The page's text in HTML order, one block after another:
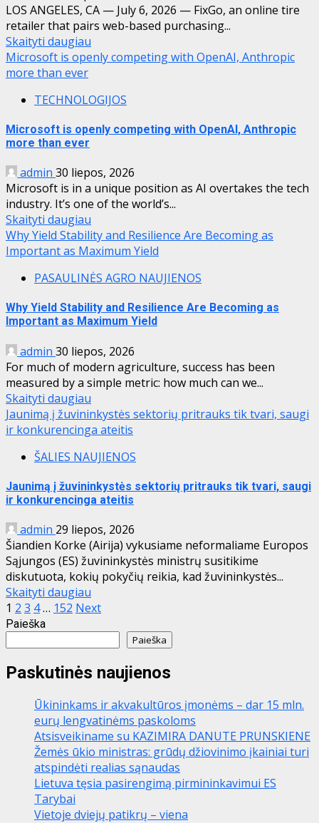
LOS ANGELES, CA — July 6, 2026 — FixGo, an online tire
retailer that pairs web-based purchasing...
Skaityti daugiau
Microsoft is openly competing with OpenAI, Anthropic
more than ever
TECHNOLOGIJOS
Microsoft is openly competing with OpenAI, Anthropic
more than ever
admin 30 liepos, 2026
Microsoft is in a unique position as AI overtakes the tech
industry. It’s one of the world’s...
Skaityti daugiau
Why Yield Stability and Resilience Are Becoming as
Important as Maximum Yield
PASAULINĖS AGRO NAUJIENOS
Why Yield Stability and Resilience Are Becoming as
Important as Maximum Yield
admin 30 liepos, 2026
For much of modern agriculture, success has been
measured by a simple metric: how much can we...
Skaityti daugiau
Jaunimą į žuvininkystės sektorių pritrauks tik tvari, saugi
ir konkurencinga ateitis
ŠALIES NAUJIENOS
Jaunimą į žuvininkystės sektorių pritrauks tik tvari, saugi
ir konkurencinga ateitis
admin 29 liepos, 2026
Šiandien Korke (Airija) vykusiame neformaliame Europos
Sąjungos (ES) žuvininkystės ministrų susitikime
diskutuota, kokių pokyčių reikia, kad žuvininkystės...
Skaityti daugiau
Įrašų
puslapiavimas
1 2 3 4… 152 Next
Paieška
Paieška
Paskutinės naujienos
Ūkininkams ir akvakultūros įmonėms – dar 15 mln.
eurų lengvatinėms paskoloms
Atsisveikiname su KAZIMIRA DANUTE PRUNSKIENE
Žemės ūkio ministras: grūdų džiovinimo įkainiai turi
atspindėti realias sąnaudas
Lietuva tęsia pasirengimą pirmininkavimui ES
Tarybai
Vietoje dviejų patikrų – viena